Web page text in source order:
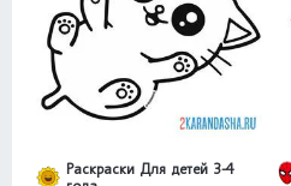
Раскраски Для детей 3-4